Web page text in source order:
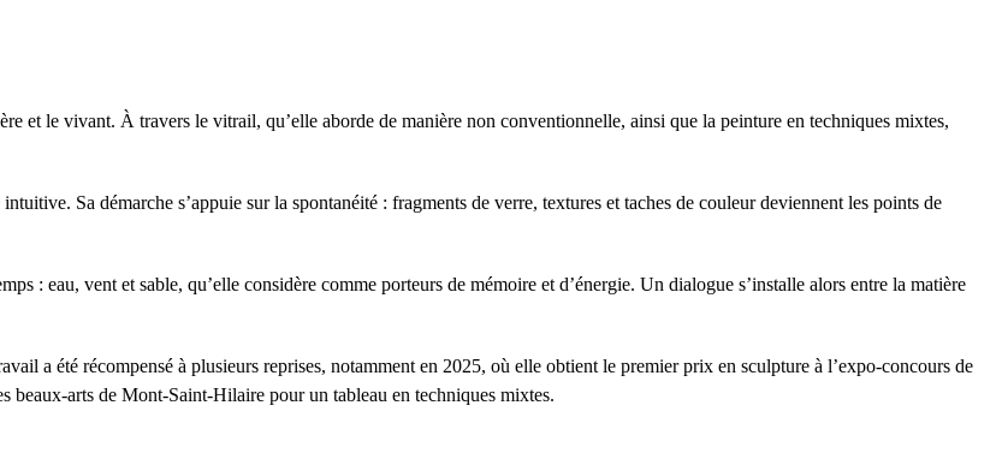
et le vivant. À travers le vitrail, qu’elle aborde de manière non conventionnelle, ainsi que la peinture en techniques mixtes,
Sa démarche s’appuie sur la spontanéité : fragments de verre, textures et taches de couleur deviennent les points de
: eau, vent et sable, qu’elle considère comme porteurs de mémoire et d’énergie. Un dialogue s’installe alors entre la matière
a été récompensé à plusieurs reprises, notamment en 2025, où elle obtient le premier prix en sculpture à l’expo-concours de
arts de Mont-Saint-Hilaire pour un tableau en techniques mixtes.